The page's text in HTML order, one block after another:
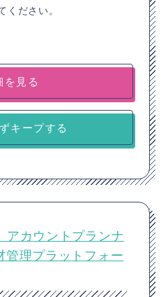
ださい。
を見る
キープする
アカウントプランナ
理プラットフォー